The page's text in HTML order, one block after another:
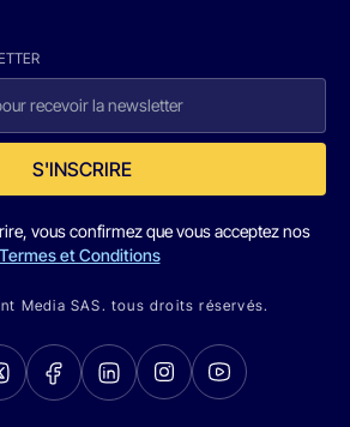
S'INSCRIRE
vous confirmez que vous acceptez nos
Termes et Conditions
Media SAS. tous droits réservés.